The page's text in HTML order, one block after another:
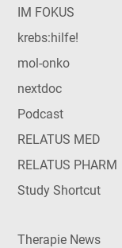
IM FOKUS
krebs:hilfe!
mol-onko
nextdoc
Podcast
RELATUS MED
RELATUS PHARM
Study Shortcut
Therapie News